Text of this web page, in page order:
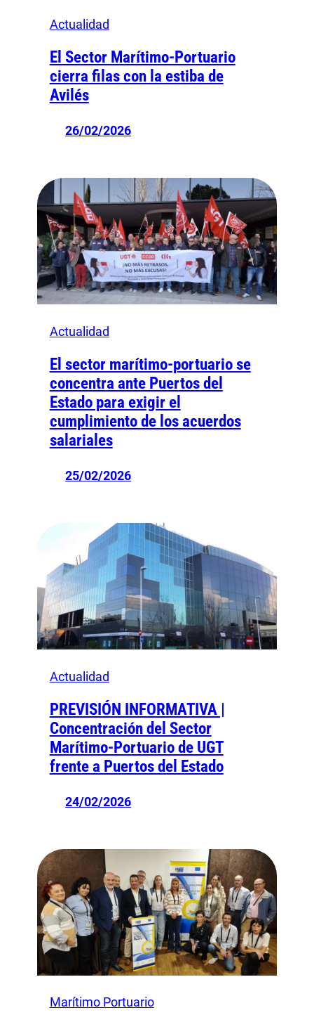
Actualidad
El Sector Marítimo-Portuario
cierra filas con la estiba de
Avilés
26/02/2026
Actualidad
El sector marítimo-portuario se
concentra ante Puertos del
Estado para exigir el
cumplimiento de los acuerdos
salariales
25/02/2026
Actualidad
PREVISIÓN INFORMATIVA |
Concentración del Sector
Marítimo-Portuario de UGT
frente a Puertos del Estado
24/02/2026
Marítimo Portuario